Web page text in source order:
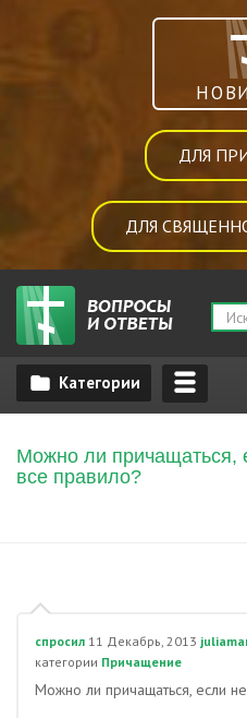
ДЛЯ
ДЛЯ
Можно ли причащаться,
все правило?
спросил 11 Декабрь, 2013
категории Причащение
Можно ли причащаться, если